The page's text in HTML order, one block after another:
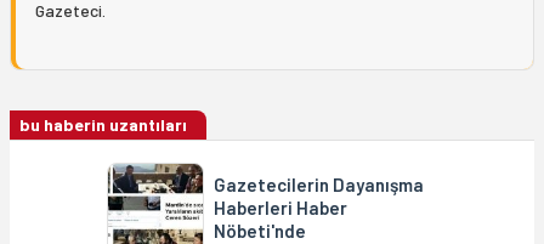
Gazeteci.
bu haberin uzantıları
Gazetecilerin Dayanışma
Haberleri Haber
Nöbeti'nde